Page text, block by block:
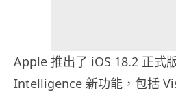
Apple 推出了 iOS 18.2 正式
Intelligence 新功能，包括